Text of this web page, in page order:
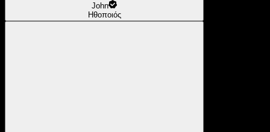
John
Ηθοποιός